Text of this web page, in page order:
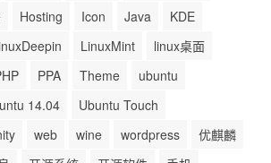
Hosting Icon Java
KDE
LinuxMint
linux桌面
PPA Theme
ubuntu
14.04
Ubuntu Touch
web wine wordpress
优麒麟